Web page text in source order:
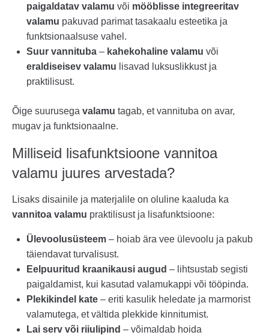
paigaldatav valamu või mööblisse integreeritav
valamu pakuvad parimat tasakaalu esteetika ja
funktsionaalsuse vahel.
Suur vannituba – kahekohaline valamu või
eraldiseisev valamu lisavad luksuslikkust ja
praktilisust.
Õige suurusega valamu tagab, et vannituba on avar,
mugav ja funktsionaalne.
Milliseid lisafunktsioone vannitoa
valamu juures arvestada?
Lisaks disainile ja materjalile on oluline kaaluda ka
vannitoa valamu praktilisust ja lisafunktsioone:
Ülevoolusüsteem – hoiab ära vee ülevoolu ja pakub
täiendavat turvalisust.
Eelpuuritud kraanikausi augud – lihtsustab segisti
paigaldamist, kui kasutad valamukappi või tööpinda.
Plekikindel kate – eriti kasulik heledate ja marmorist
valamutega, et vältida plekkide kinnitumist.
Lai serv või riiulipind – võimaldab hoida